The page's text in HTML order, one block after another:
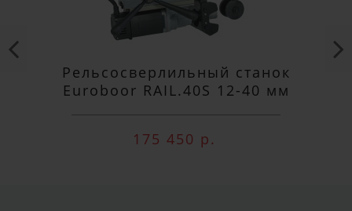
Рельсосверлильный станок
Euroboor RAIL.40S 12-40 мм
175 450 р.